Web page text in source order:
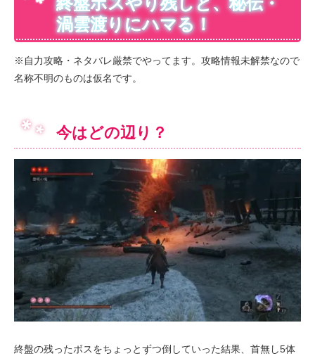
渦雲渡りにハマる！
※自力攻略・ネタバレ厳禁でやってます。攻略情報未解禁なので
名称不明のものは仮名です。
今はどの辺り？
終盤の残ったボスをちょっとずつ倒していった結果、首無し5体